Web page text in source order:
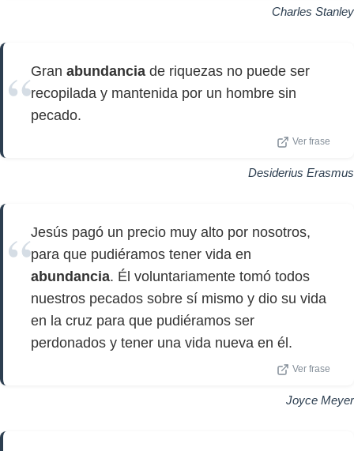
Charles Stanley
Gran abundancia de riquezas no puede ser
recopilada y mantenida por un hombre sin
pecado.
Ver frase
Desiderius Erasmus
Jesús pagó un precio muy alto por nosotros,
para que pudiéramos tener vida en
abundancia. Él voluntariamente tomó todos
nuestros pecados sobre sí mismo y dio su vida
en la cruz para que pudiéramos ser
perdonados y tener una vida nueva en él.
Ver frase
Joyce Meyer